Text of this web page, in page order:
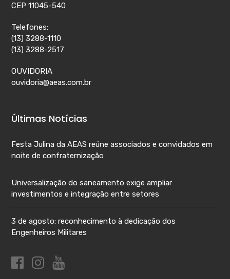
CEP 11045-540
Telefones:
(13) 3288-1110
(13) 3288-2517
OUVIDORIA
ouvidoria@aeas.com.br
Últimas Notícias
Festa Julina da AEAS reúne associados e convidados em
noite de confraternização
Universalização do saneamento exige ampliar
investimentos e integração entre setores
3 de agosto: reconhecimento à dedicação dos
Engenheiros Militares